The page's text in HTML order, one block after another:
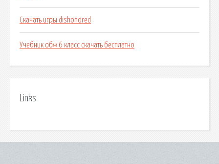
Скачать игры dishonored
Учебник обж 6 класс скачать бесплатно
Links